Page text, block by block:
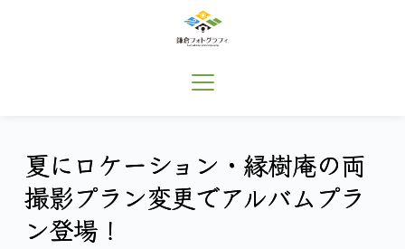
夏にロケーション・縁樹庵の両
撮影プラン変更でアルバムプラ
ン登場！